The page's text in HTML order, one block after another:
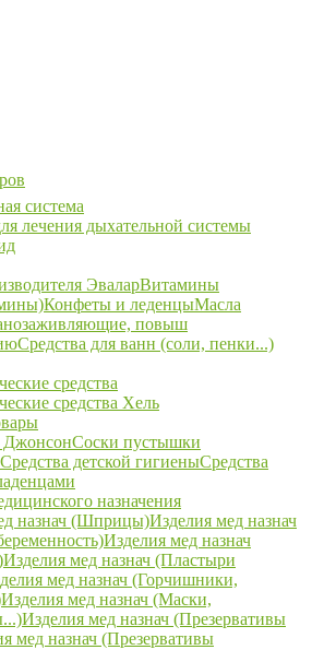
система
лечения дыхательной системы
ЭваларВитамины
Конфеты и леденцыМасла
повыш
Средства для ванн (соли, пенки...)
средства
средства Хель
ДжонсонСоски пустышки
Средства детской гигиеныСредства
назначения
назнач (Шприцы)Изделия мед назнач
Изделия мед назнач
Изделия мед назнач (Пластыри
мед назнач (Горчишники,
Изделия мед назнач (Маски,
Изделия мед назнач (Презервативы
мед назнач (Презервативы